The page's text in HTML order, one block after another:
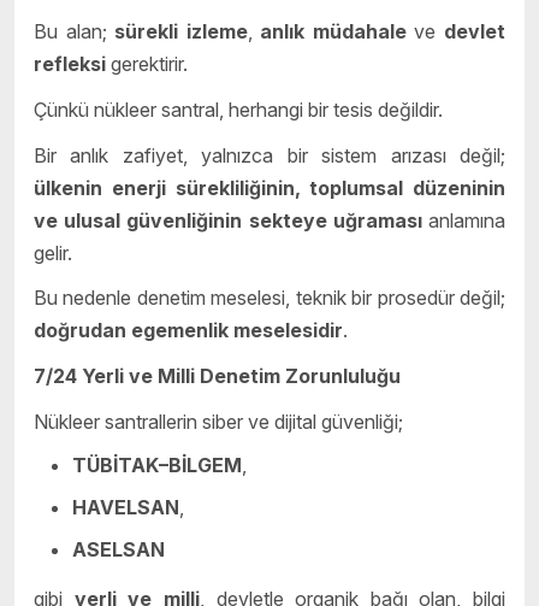
Bu alan; sürekli izleme, anlık müdahaleve devlet
refleksi gerektirir.
Çünkü nükleer santral, herhangi bir tesis değildir.
Bir anlık zafiyet, yalnızca bir sistem arızası değil;
ülkenin enerji sürekliliğinin, toplumsal düzeninin
ve ulusal güvenliğinin sekteye uğramasıanlamına
gelir.
Bu nedenle denetim meselesi, teknik bir prosedür değil;
doğrudan egemenlik meselesidir.
7/24 Yerli ve Milli Denetim Zorunluluğu
Nükleer santrallerin siber ve dijital güvenliği;
TÜBİTAK–BİLGEM,
HAVELSAN
ASELSAN
gibi yerli ve milli, devletle organik bağı olan, bilgi